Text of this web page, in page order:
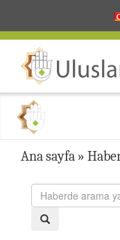
Ana sayfa »